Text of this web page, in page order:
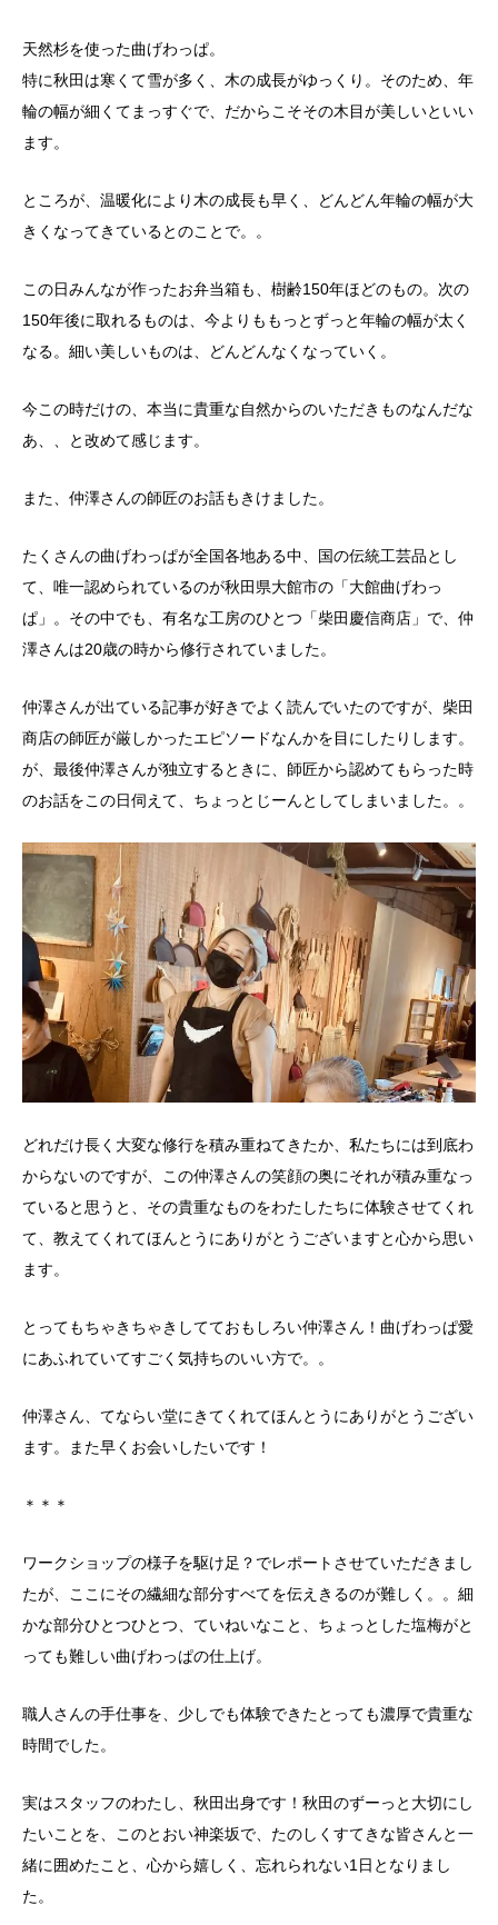
天然杉を使った曲げわっぱ。
特に秋田は寒くて雪が多く、木の成長がゆっくり。そのため、年
輪の幅が細くてまっすぐで、だからこそその木目が美しいといい
ます。
ところが、温暖化により木の成長も早く、どんどん年輪の幅が大
きくなってきているとのことで。。
この日みんなが作ったお弁当箱も、樹齢150年ほどのもの。次の
150年後に取れるものは、今よりももっとずっと年輪の幅が太く
なる。細い美しいものは、どんどんなくなっていく。
今この時だけの、本当に貴重な自然からのいただきものなんだな
あ、、と改めて感じます。
また、仲澤さんの師匠のお話もきけました。
たくさんの曲げわっぱが全国各地ある中、国の伝統工芸品とし
て、唯一認められているのが秋田県大館市の「大館曲げわっ
ぱ」。その中でも、有名な工房のひとつ 「柴田慶信商店 」 で、仲
澤さんは20歳の時から修行されていました。
仲澤さんが出ている記事が好きでよく読んでいたのですが、柴田
商店の師匠が厳しかったエピソードなんかを目にしたりします。
が、最後仲澤さんが独立するときに、師匠から認めてもらった時
のお話をこの日伺えて、ちょっとじーんとしてしまいました。。
どれだけ長く大変な修行を積み重ねてきたか、私たちには到底わ
からないのですが、この仲澤さんの笑顔の奥にそれが積み重なっ
ていると思うと、その貴重なものをわたしたちに体験させてくれ
て、教えてくれてほんとうにありがとうございますと心から思い
ます。
とってもちゃきちゃきしてておもしろい仲澤さん！曲げわっぱ愛
にあふれていてすごく気持ちのいい方で。。
仲澤さん、てならい堂にきてくれてほんとうにありがとうござい
ます。また早くお会いしたいです！
＊＊＊
ワークショップの様子を駆け足？でレポートさせていただきまし
たが、ここにその繊細な部分すべてを伝えきるのが難しく。。細
かな部分ひとつひとつ、ていねいなこと、ちょっとした塩梅がと
っても難しい曲げわっぱの仕上げ。
職人さんの手仕事を、少しでも体験できたとっても濃厚で貴重な
時間でした。
実はスタッフのわたし、秋田出身です！秋田のずーっと大切にし
たいことを、このとおい神楽坂で、たのしくすてきな皆さんと一
緒に囲めたこと、心から嬉しく、忘れられない1日となりまし
た。